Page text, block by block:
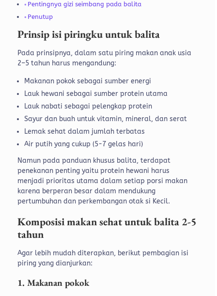
Pentingnya gizi seimbang pada balita
Penutup
Prinsip isi piringku untuk balita
Pada prinsipnya, dalam satu piring makan anak usia
2–5 tahun harus mengandung:
Makanan pokok sebagai sumber energi
Lauk hewani sebagai sumber protein utama
Lauk nabati sebagai pelengkap protein
Sayur dan buah untuk vitamin, mineral, dan serat
Lemak sehat dalam jumlah terbatas
Air putih yang cukup (5-7 gelas hari)
Namun pada panduan khusus balita, terdapat
penekanan penting yaitu protein hewani harus
menjadi prioritas utama dalam setiap porsi makan
karena berperan besar dalam mendukung
pertumbuhan dan perkembangan otak si Kecil.
Komposisi makan sehat untuk balita 2-5
tahun
Agar lebih mudah diterapkan, berikut pembagian isi
piring yang dianjurkan:
1. Makanan pokok